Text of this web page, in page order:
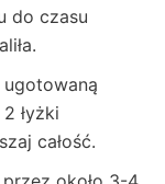
do czasu
łyżki
całość.